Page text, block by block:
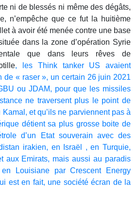
ni de blessés ni même des dégâts,
n’empêche que ce fut la huitième
à avoir été menée contre une base
dans la zone d’opération Syrie
que dans leurs rêves de
, les Think tanker US avaient
de « raser », un certain 26 juin 2021
ou JDAM, pour que les missiles
ne traversent plus le point de
et qu’ils ne parviennent pas à
détient sa plus grosse boite de
d’un Etat souverain avec des
irakien, en Israël , en Turquie,
aux Emirats, mais aussi au paradis
Louisiane par Crescent Energy
est en fait, une société écran de la